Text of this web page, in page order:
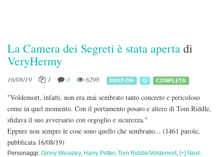
La Camera dei Segreti è stata apertadi
VeryHermy
16/08/19 1 0 6298 POST-DH G COMPLETA
"Voldemort, infatti, non era mai sembrato tanto concreto e pericoloso
come in quel momento. Con il portamento posato e altero di Tom Riddle,
sfidava il suo avversario con orgoglio e sicurezza."
Eppure non sempre le cose sono quello che sembrano... (1461 parole,
pubblicata 16/08/19)
Personaggi: Ginny Weasley, Harry Potter, Tom Riddle/Voldemort, [+] Next-